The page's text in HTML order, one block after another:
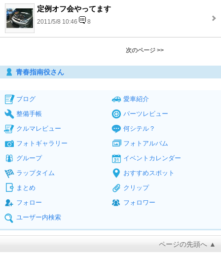
定例オフ会やってます
2011/5/8 10:46 8
次のページ >>
青春指南役さん
ブログ
愛車紹介
整備手帳
パーツレビュー
クルマレビュー
何シテル？
フォトギャラリー
フォトアルバム
グループ
イベントカレンダー
ラップタイム
おすすめスポット
まとめ
クリップ
フォロー
フォロワー
ユーザー内検索
ページの先頭へ ▲